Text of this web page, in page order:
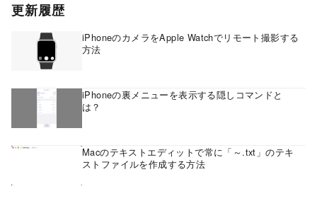
更新履歴
iPhoneのカメラをApple Watchでリモート撮影する
方法
iPhoneの裏メニューを表示する隠しコマンドと
は？
Macのテキストエディットで常に「～.txt」のテキ
ストファイルを作成する方法